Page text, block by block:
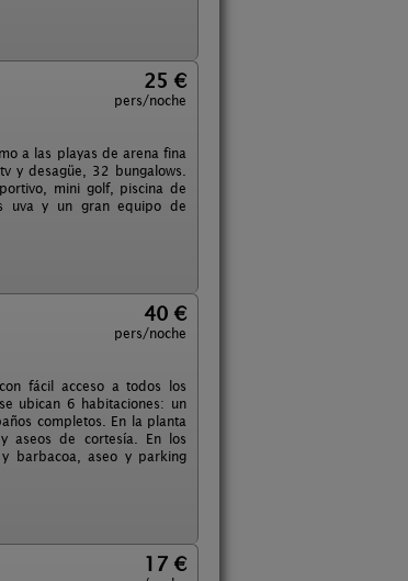
25 €
pers/noche
a las playas de arena fina
y desagüe, 32 bungalows.
mini golf, piscina de
uva y un gran equipo de
40 €
pers/noche
fácil acceso a todos los
ubican 6 habitaciones: un
completos. En la planta
aseos de cortesía. En los
barbacoa, aseo y parking
17 €